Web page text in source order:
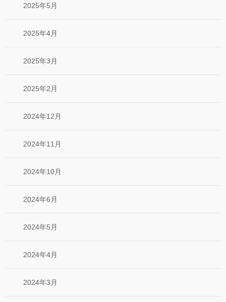
2025年5月
2025年4月
2025年3月
2025年2月
2024年12月
2024年11月
2024年10月
2024年6月
2024年5月
2024年4月
2024年3月